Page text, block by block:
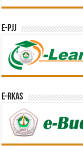
e-PJJ
e-RKAS